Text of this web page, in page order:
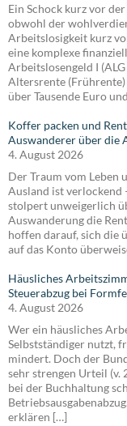
Ein Schock kurz vor
obwohl der
Arbeitslosigkeit kurz
eine komplexe
Arbeitslosengeld I
Altersrente (Frührente)
über Tausende Euro
Koffer packen und
Auswanderer über die
4. August 2026
Der Traum vom Leben
Ausland ist verlockend
stolpert unweigerlich
Auswanderung die
hoffen darauf, sich die
auf das Konto
Häusliches
Steuerabzug bei
4. August 2026
Wer ein häusliches
Selbstständiger nutzt,
mindert. Doch der
sehr strengen Urteil (v.
bei der Buchhaltung
erklären […]